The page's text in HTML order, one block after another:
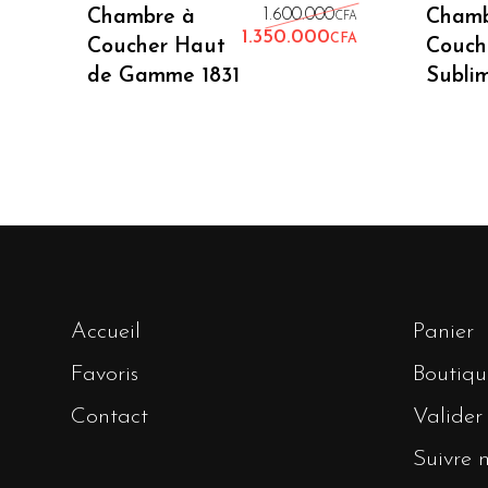
Chambre à
Coucher Haut
de Gamme 1831
1.600.000CFA
Le prix initial
1.350.000CFA
Le prix
Accueil
Favoris
Contact
Panier
Valider
Suivre